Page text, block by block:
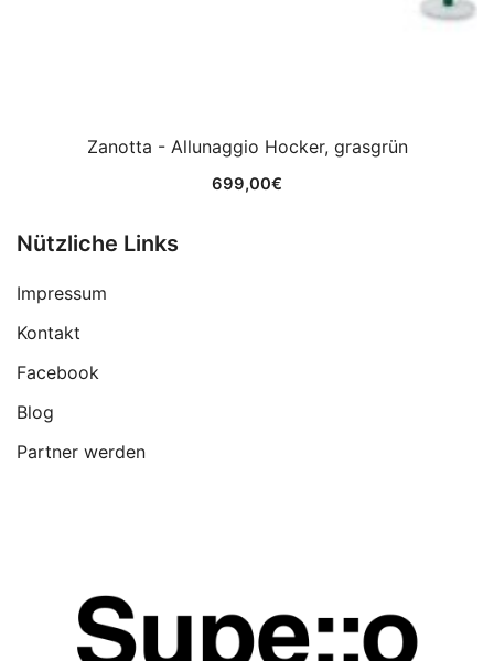
Zanotta - Allunaggio Hocker, grasgrün
699,00€
Nützliche Links
Impressum
Kontakt
Facebook
Blog
Partner werden